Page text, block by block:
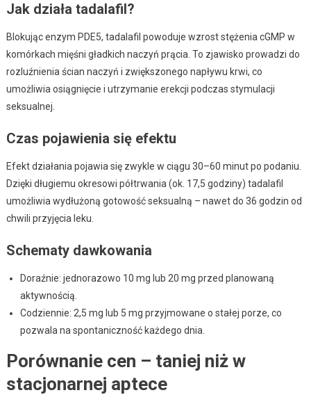
Jak działa tadalafil?
Blokując enzym PDE5, tadalafil powoduje wzrost stężenia cGMP w
komórkach mięśni gładkich naczyń prącia. To zjawisko prowadzi do
rozluźnienia ścian naczyń i zwiększonego napływu krwi, co
umożliwia osiągnięcie i utrzymanie erekcji podczas stymulacji
seksualnej.
Czas pojawienia się efektu
Efekt działania pojawia się zwykle w ciągu 30–60 minut po podaniu.
Dzięki długiemu okresowi półtrwania (ok. 17,5 godziny) tadalafil
umożliwia wydłużoną gotowość seksualną – nawet do 36 godzin od
chwili przyjęcia leku.
Schematy dawkowania
Doraźnie: jednorazowo 10 mg lub 20 mg przed planowaną
aktywnością.
Codziennie: 2,5 mg lub 5 mg przyjmowane o stałej porze, co
pozwala na spontaniczność każdego dnia.
Porównanie cen – taniej niż w
stacjonarnej aptece